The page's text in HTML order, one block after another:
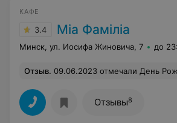
КАФЕ
3.4 Мiа Фамiлiа
Минск, ул. Иосифа Жиновича, 7 до
Отзыв. 09.06.2023 отмечали День Рождения сына в этом прекрасном семейном кафе!Хочу отметить , что я очень требовательная ко всему, но в кафе-превзошли все мои ожидания! Кухня, сервис, обслуживание-все на высшем
Отзывы8